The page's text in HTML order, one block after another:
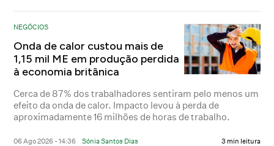
NEGÓCIOS
Onda de calor custou mais de
1,15 mil ME em produção perdida
à economia britânica
Cerca de 87% dos trabalhadores sentiram pelo menos um
efeito da onda de calor. Impacto levou à perda de
aproximadamente 16 milhões de horas de trabalho.
06 Ago 2026 - 14:36 Sónia Santos Dias 3 min leitura